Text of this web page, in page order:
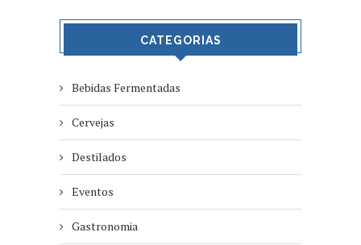
CATEGORIAS
Bebidas Fermentadas
Cervejas
Destilados
Eventos
Gastronomia